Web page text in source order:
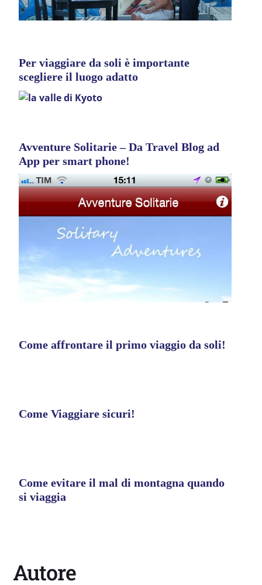
Per viaggiare da soli è importante
scegliere il luogo adatto
Avventure Solitarie – Da Travel Blog ad
App per smart phone!
Come affrontare il primo viaggio da soli!
Come Viaggiare sicuri!
Come evitare il mal di montagna quando
si viaggia
Autore